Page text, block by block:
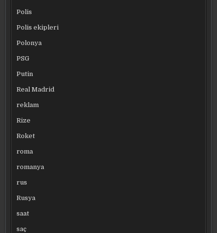
Polis
Polis ekipleri
Polonya
PSG
Putin
Real Madrid
reklam
Rize
Roket
roma
romanya
rus
Rusya
saat
saç